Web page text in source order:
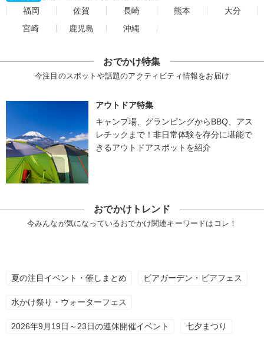
福岡
佐賀 長崎 熊本
大分
宮崎
鹿児島 沖縄
おでかけ特集
今注目のスポットや話題のアクティビティ情報をお届け
アウトドア特集
キャンプ場、グランピングからBBQ、アス
レチックまで！非日常体験を存分に堪能で
きるアウトドアスポットを紹介
おでかけトレンド
今みんなが気になっているおでかけ関連キーワードはコレ！
夏の注目イベント・催しまとめ ビアガーデン・ビアフェス
水かけ祭り・ウォーターフェス
2026年9月19日～23日の連休開催イベント 七夕まつり